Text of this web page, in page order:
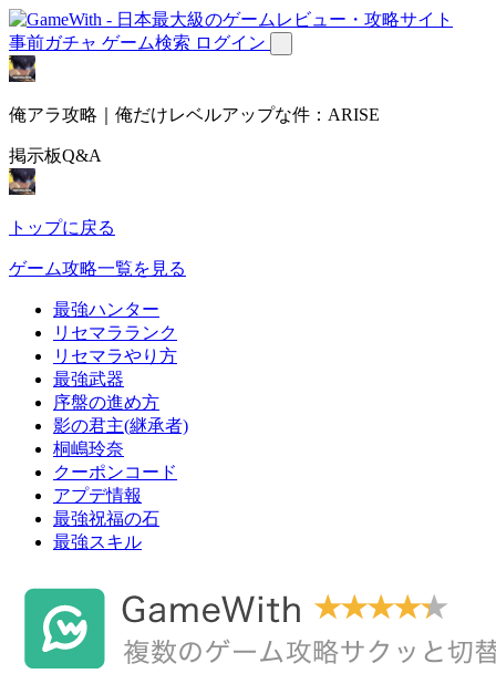
事前ガチャ ゲーム検索 ログイン
俺アラ攻略｜俺だけレベルアップな件：ARISE
掲示板Q&A
トップに戻る
ゲーム攻略一覧を見る
最強ハンター
リセマラランク
リセマラやり方
最強武器
序盤の進め方
影の君主(継承者)
桐嶋玲奈
クーポンコード
アプデ情報
最強祝福の石
最強スキル